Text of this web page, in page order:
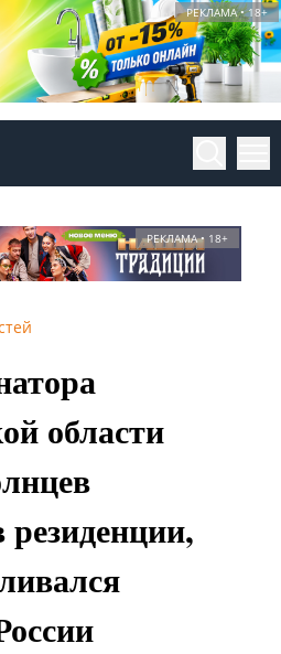
РЕКЛАМА • 18+
РЕКЛАМА • 18+
области
резиденции,